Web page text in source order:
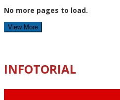
No more pages to load.
View More
INFOTORIAL